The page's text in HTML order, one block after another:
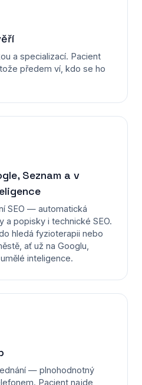
a specializací. Pacient
předem ví, kdo se ho
Seznam a v
SEO — automatická
a popisky i technické SEO.
hledá fyzioterapii nebo
ať už na Googlu,
inteligence.
— plnohodnotný
Pacient najde